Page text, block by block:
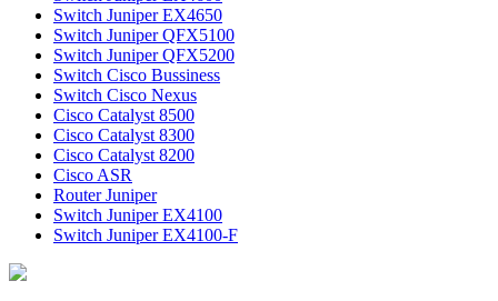
Switch Juniper EX4650
Switch Juniper QFX5100
Switch Juniper QFX5200
Switch Cisco Bussiness
Switch Cisco Nexus
Cisco Catalyst 8500
Cisco Catalyst 8300
Cisco Catalyst 8200
Cisco ASR
Router Juniper
Switch Juniper EX4100
Switch Juniper EX4100-F